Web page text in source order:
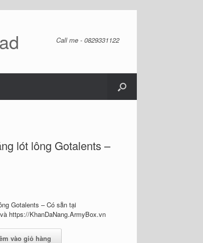
Call me - 0829331122
lót lông Gotalents –
Gotalents – Có sẵn tại
https://KhanDaNang.ArmyBox.vn
vào giỏ hàng